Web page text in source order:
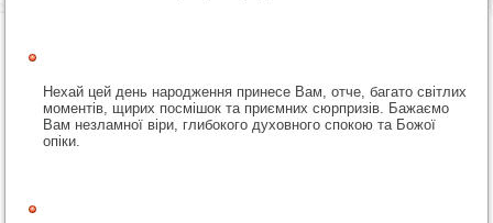
Нехай цей день народження принесе Вам, отче, багато світлих
моментів, щирих посмішок та приємних сюрпризів. Бажаємо
Вам незламної віри, глибокого духовного спокою та Божої
опіки.